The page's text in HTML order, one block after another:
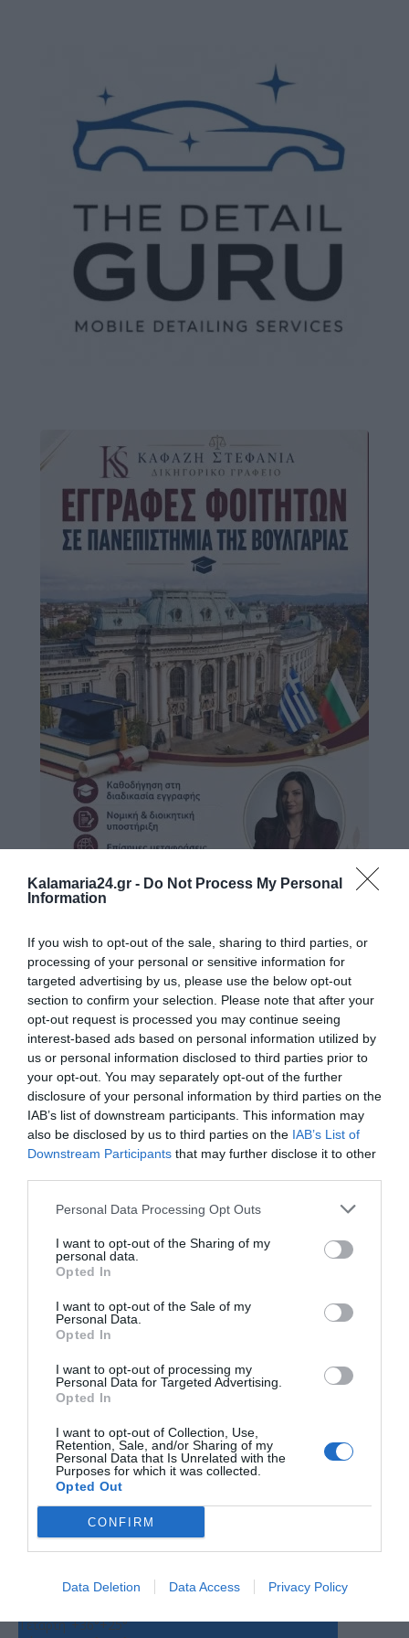
Kalamaria24.gr - Do Not Process My Personal
Information
If you wish to opt-out of the sale, sharing to third parties, or
processing of your personal or sensitive information for
targeted advertising by us, please use the below opt-out
section to confirm your selection. Please note that after your
opt-out request is processed you may continue seeing
interest-based ads based on personal information utilized by
us or personal information disclosed to third parties prior to
your opt-out. You may separately opt-out of the further
disclosure of your personal information by third parties on the
IAB’s list of downstream participants. This information may
also be disclosed by us to third parties on the IAB’s List of
Downstream Participants that may further disclose it to other
Personal Data Processing Opt Outs
I want to opt-out of the Sharing of my
personal data.
Opted In
I want to opt-out of the Sale of my
Personal Data.
Opted In
I want to opt-out of processing my
Personal Data for Targeted Advertising.
Opted In
I want to opt-out of Collection, Use,
Retention, Sale, and/or Sharing of my
Personal Data that Is Unrelated with the
Purposes for which it was collected.
Opted Out
CONFIRM
Data Deletion Data Access Privacy Policy
Ο ΚΑΙΡΟΣ
26°
Θεσσαλονίκη
Παρασκευή, 07
Σάββατο+36°+23°
Δευτέρα+35°+26°
Τετάρτη +36°+25°